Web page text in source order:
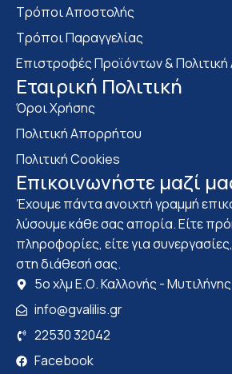
Τρόποι Αποστολής
Τρόποι Παραγγελίας
Επιστροφές Προϊόντων &
Eταιρική Πολιτική
Όροι Χρήσης
Πολιτική Απορρήτου
Πολιτική Cookies
Επικοινωνήστε μαζί
Έχουμε πάντα ανοιχτή γραμμή
λύσουμε κάθε σας απορία. Είτε
πληροφορίες, είτε για
στη διάθεσή σας.
5ο χλμ Ε.Ο. Καλλονής - Μυτιλήνης
info@gvalilis.gr
22530 32042
Facebook